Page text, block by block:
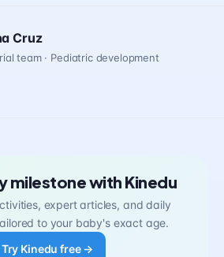
Cruz
team · Pediatric development
milestone with Kinedu
expert articles, and daily
to your baby's exact age.
Try Kinedu free →